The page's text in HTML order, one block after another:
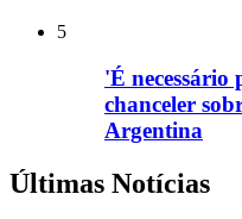
5
'É necessário
chanceler
Argentina
Últimas Notícias